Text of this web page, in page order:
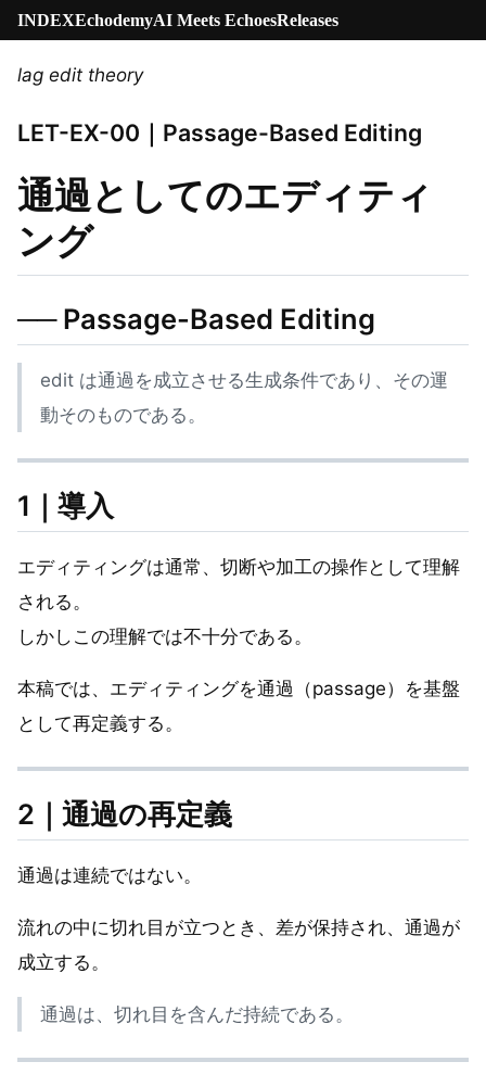
INDEXEchodemyAI Meets EchoesReleases
lag edit theory
LET-EX-00｜Passage-Based Editing
通過としてのエディティ
ング
── Passage-Based Editing
edit は通過を成立させる生成条件であり、その運
動そのものである。
1｜導入
エディティングは通常、切断や加工の操作として理解
される。
しかしこの理解では不十分である。
本稿では、エディティングを通過（passage）を基盤
として再定義する。
2｜通過の再定義
通過は連続ではない。
流れの中に切れ目が立つとき、差が保持され、通過が
成立する。
通過は、切れ目を含んだ持続である。